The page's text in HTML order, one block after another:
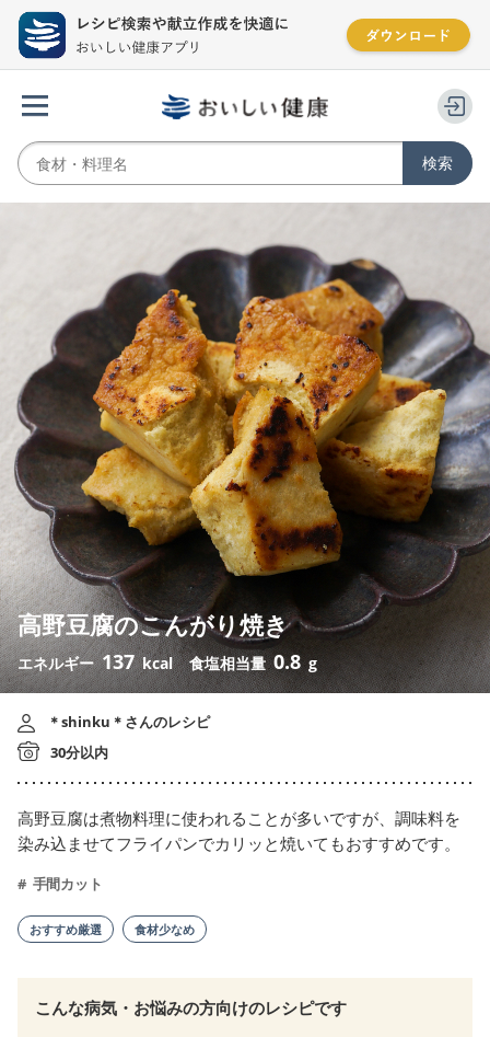
高野豆腐のこんがり焼き
エネルギー137 kcal 食塩相当量0.8 g
＊shinku＊さんのレシピ
30分以内
高野豆腐は煮物料理に使われることが多いですが、調味料を
染み込ませてフライパンでカリッと焼いてもおすすめです。
手間カット
おすすめ厳選 食材少なめ
こんな病気・お悩みの方向けのレシピです